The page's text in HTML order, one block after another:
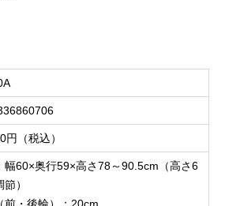
円（税込）
幅60×奥行59×高さ78～90.5cm（高さ6
）
前・後輪）：20cm